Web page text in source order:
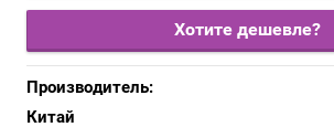
Хотите дешевле?
Производитель:
Китай